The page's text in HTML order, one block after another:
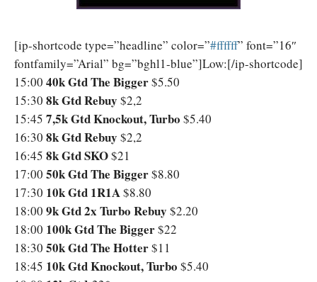
[ip-shortcode type=”headline” color=”‪#‎ffffff‬” font=”16″
fontfamily=”Arial” bg=”bghl1-blue”]Low:[/ip-shortcode]
15:00 40k Gtd The Bigger$5.50
15:30 8k Gtd Rebuy $2,2
15:45 7,5k Gtd Knockout, Turbo $5.40
16:30 8k Gtd Rebuy $2,2
16:45 8k Gtd SKO$21
17:00 50k Gtd The Bigger$8.80
17:30 10k Gtd 1R1A$8.80
18:00 9k Gtd 2x Turbo Rebuy $2.20
18:00 100k Gtd The Bigger$22
18:30 50k Gtd The Hotter$11
18:45 10k Gtd Knockout, Turbo $5.40